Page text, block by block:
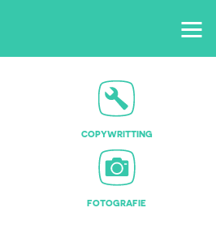
COPYWRITTING
FOTOGRAFIE